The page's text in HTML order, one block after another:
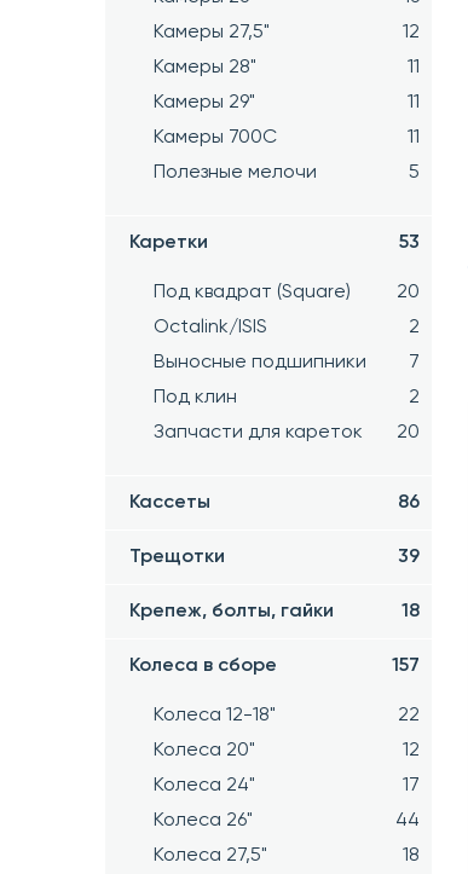
Камеры 27,5"
12
Камеры 28"
11
Камеры 29"
11
Камеры 700C
11
Полезные мелочи
5
Каретки 53
Под квадрат (Square)
20
Octalink/ISIS
2
Выносные подшипники
7
Под клин
2
Запчасти для кареток
20
Кассеты 86
Трещотки 39
Крепеж, болты, гайки 18
Колеса в сборе 157
Колеса 12-18"
22
Колеса 20"
12
Колеса 24"
17
Колеса 26"
44
Колеса 27,5"
18